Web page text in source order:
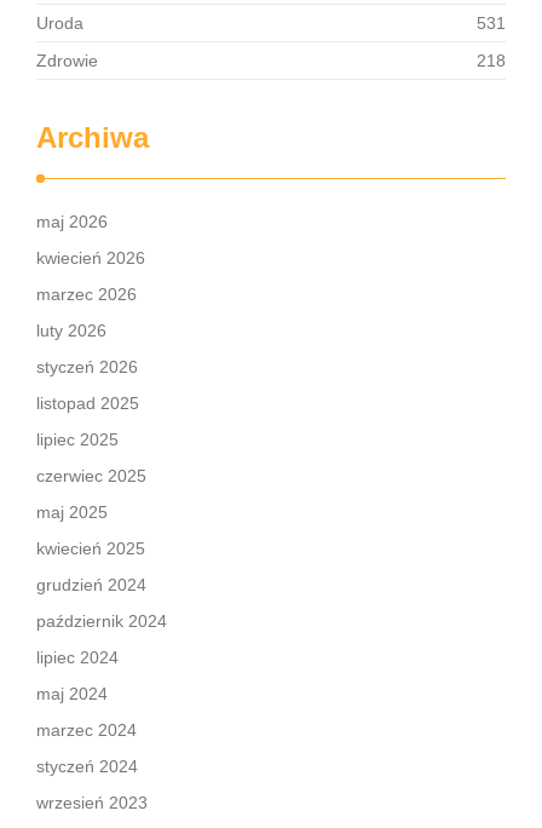
Uroda
531
Zdrowie
218
Archiwa
maj 2026
kwiecień 2026
marzec 2026
luty 2026
styczeń 2026
listopad 2025
lipiec 2025
czerwiec 2025
maj 2025
kwiecień 2025
grudzień 2024
październik 2024
lipiec 2024
maj 2024
marzec 2024
styczeń 2024
wrzesień 2023